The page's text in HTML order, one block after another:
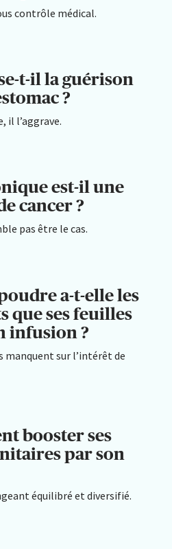
contrôle médical.
t-il la guérison
?
il l’aggrave.
est-il une
cancer ?
pas être le cas.
a-t-elle les
que ses feuilles
infusion ?
manquent sur l’intérêt de
booster ses
par son
équilibré et diversifié.